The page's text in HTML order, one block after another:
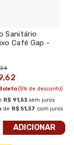
Sanitário
Café Gap -
R$ 91,53 sem juros
de R$ 51,37 com juros
(5% de desconto)
ADICIONAR